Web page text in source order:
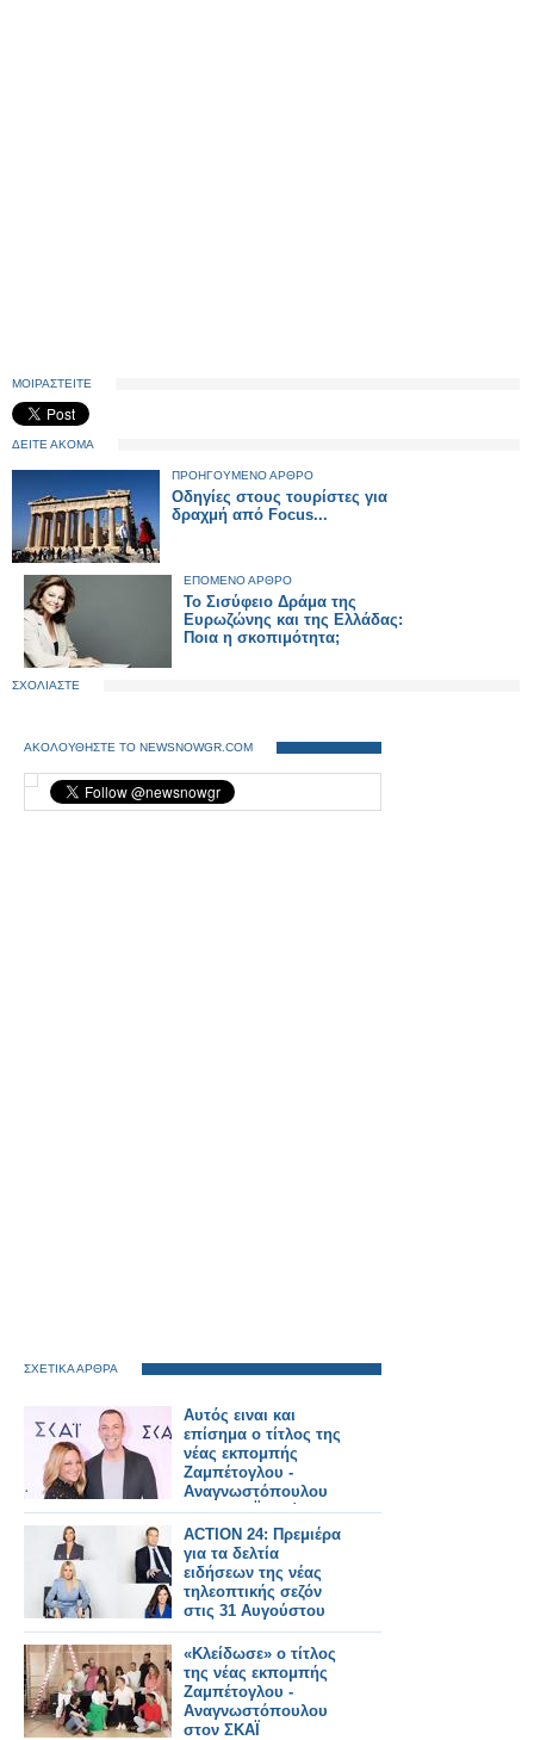
ΜΟΙΡΑΣΤΕΙΤΕ
ΔΕΙΤΕ ΑΚΟΜΑ
ΠΡΟΗΓΟΥΜΕΝΟ ΑΡΘΡΟ
Οδηγίες στους τουρίστες για
δραχμή από Focus...
ΕΠΟΜΕΝΟ ΑΡΘΡΟ
Το Σισύφειο Δράμα της
Ευρωζώνης και της Ελλάδας:
Ποια η σκοπιμότητα;
ΣΧΟΛΙΑΣΤΕ
ΑΚΟΛΟΥΘΗΣΤΕ ΤΟ NEWSNOWGR.COM
ΣΧΕΤΙΚΑ ΑΡΘΡΑ
Αυτός ειναι και
επίσημα ο τίτλος της
νέας εκπομπής
Ζαμπέτογλου -
Αναγνωστόπουλου
στον ΣΚΑΪ - Δείτε το
τρειλερ
ACTION 24: Πρεμιέρα
για τα δελτία
ειδήσεων της νέας
τηλεοπτικής σεζόν
στις 31 Αυγούστου
«Κλείδωσε» ο τίτλος
της νέας εκπομπής
Ζαμπέτογλου -
Αναγνωστόπουλου
στον ΣΚΑΪ